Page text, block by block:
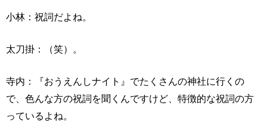
小林：祝詞だよね。
太刀掛：（笑）。
寺内：『おうえんしナイト』でたくさんの神社に行くの
で、色んな方の祝詞を聞くんですけど、特徴的な祝詞の方
っているよね。